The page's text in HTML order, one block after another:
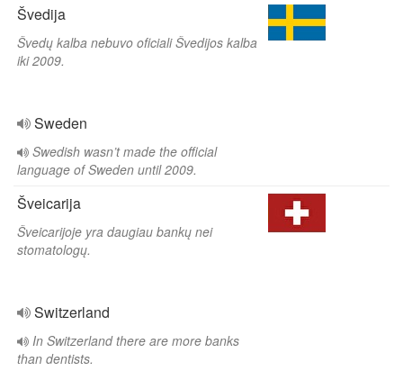
Švedija
Švedų kalba nebuvo oficiali Švedijos kalba
iki 2009.
Sweden
Swedish wasn’t made the official
language of Sweden until 2009.
Šveicarija
Šveicarijoje yra daugiau bankų nei
stomatologų.
Switzerland
In Switzerland there are more banks
than dentists.